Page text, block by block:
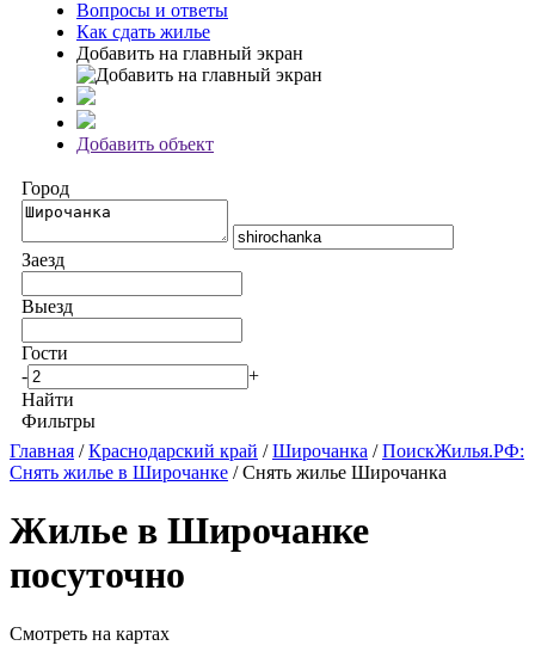
Вопросы и ответы
Как сдать жилье
Добавить на главный экран
Добавить объект
Город
Заезд
Выезд
Гости
-
+
Найти
Фильтры
Главная /Краснодарский край /Широчанка /ПоискЖилья.РФ:
Снять жилье в Широчанке / Снять жилье Широчанка
Жилье в Широчанке
посуточно
Смотреть на картах